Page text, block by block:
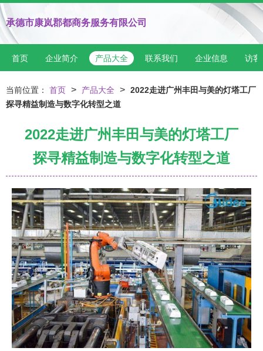
承德市康岚郡都商务服务有限公司
首页 企业简介 产品大全 联系我们 企业信息 访客
当前位置： 首页 > 产品大全 > 2022走进广州丰田与美的灯塔工厂
探寻精益制造与数字化转型之道
2022走进广州丰田与美的灯塔工厂
探寻精益制造与数字化转型之道